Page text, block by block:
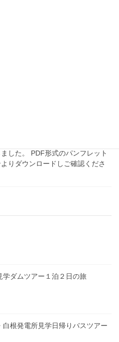
した。 PDF形式のパンフレット
りダウンロードしご確認くださ
ダムツアー１泊２日の旅
根発電所見学日帰りバスツアー